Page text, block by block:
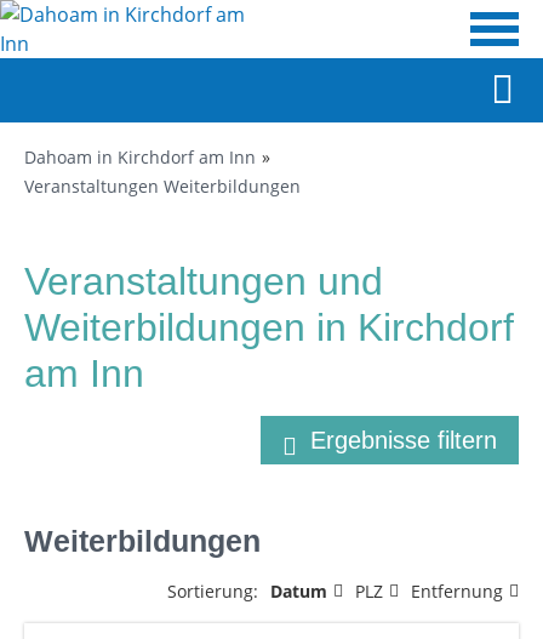
Dahoam in Kirchdorf am Inn
Veranstaltungen Weiterbildungen
Veranstaltungen und
Weiterbildungen in Kirchdorf
am Inn
Ergebnisse filtern
Weiterbildungen
Sortierung: Datum PLZ Entfernung